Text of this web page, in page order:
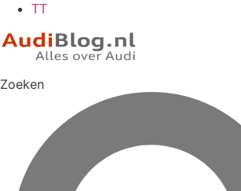
TT
Zoeken